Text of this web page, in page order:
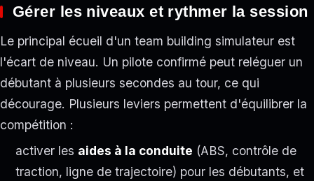
Gérer les niveaux et rythmer la session
Le principal écueil d'un team building simulateur est
l'écart de niveau. Un pilote confirmé peut reléguer un
débutant à plusieurs secondes au tour, ce qui
décourage. Plusieurs leviers permettent d'équilibrer la
compétition :
activer les aides à la conduite (ABS, contrôle de
traction, ligne de trajectoire) pour les débutants, et